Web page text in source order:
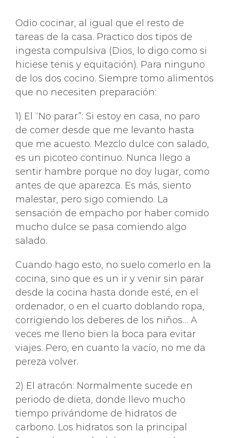
Odio cocinar, al igual que el resto de
tareas de la casa. Practico dos tipos de
ingesta compulsiva (Dios, lo digo como si
hiciese tenis y equitación). Para ninguno
de los dos cocino. Siempre tomo alimentos
que no necesiten preparación:
1) El “No parar”: Si estoy en casa, no paro
de comer desde que me levanto hasta
que me acuesto. Mezclo dulce con salado,
es un picoteo continuo. Nunca llego a
sentir hambre porque no doy lugar, como
antes de que aparezca. Es más, siento
malestar, pero sigo comiendo. La
sensación de empacho por haber comido
mucho dulce se pasa comiendo algo
salado.
Cuando hago esto, no suelo comerlo en la
cocina, sino que es un ir y venir sin parar
desde la cocina hasta donde esté, en el
ordenador, o en el cuarto doblando ropa,
corrigiendo los deberes de los niños… A
veces me lleno bien la boca para evitar
viajes. Pero, en cuanto la vacío, no me da
pereza volver.
2) El atracón: Normalmente sucede en
periodo de dieta, donde llevo mucho
tiempo privándome de hidratos de
carbono. Los hidratos son la principal